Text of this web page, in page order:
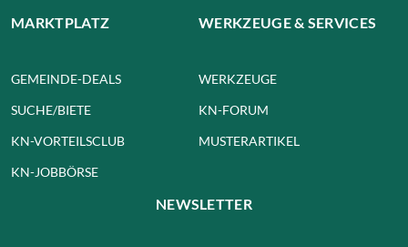
MARKTPLATZ
GEMEINDE-DEALS
SUCHE/BIETE
KN-VORTEILSCLUB
KN-JOBBÖRSE
WERKZEUGE & SERVICES
WERKZEUGE
KN-FORUM
MUSTERARTIKEL
NEWSLETTER